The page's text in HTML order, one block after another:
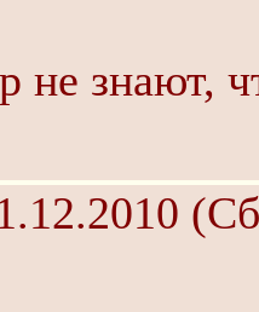
не знают,